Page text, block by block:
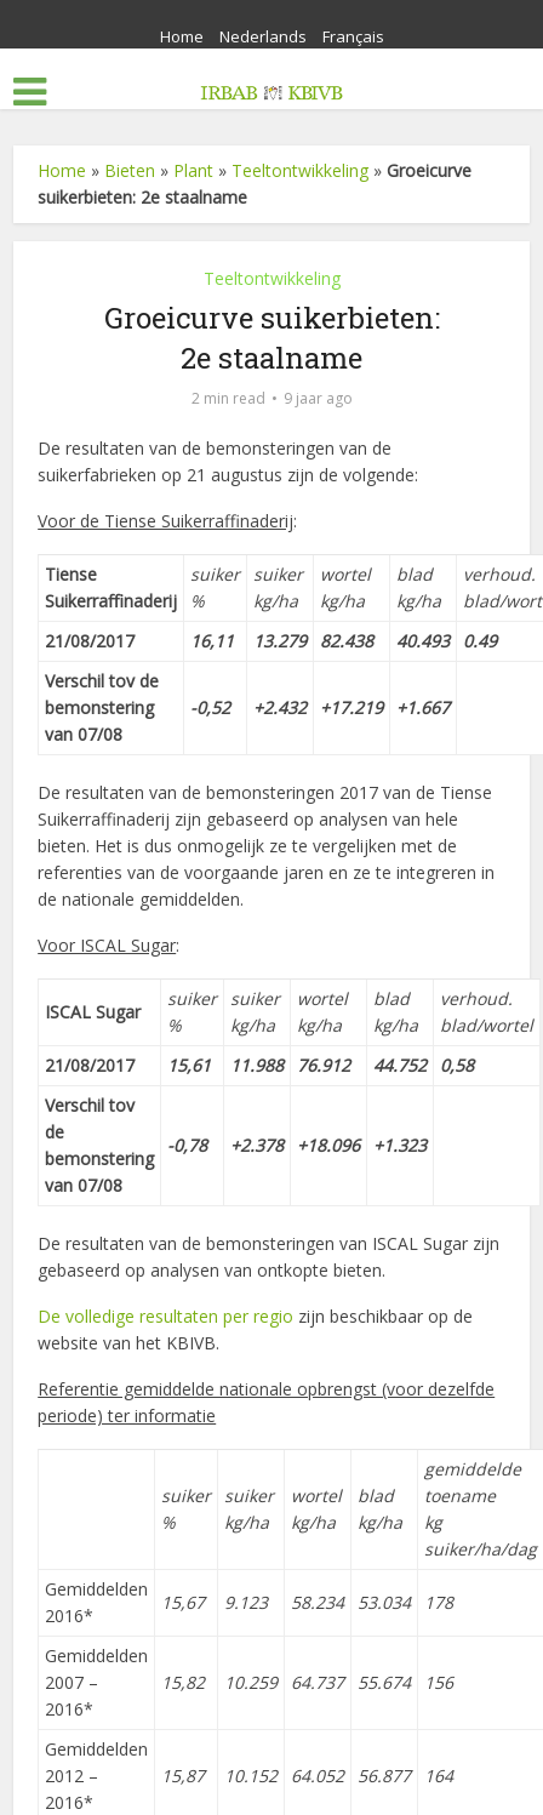
Home Nederlands Français
Home » Bieten » Plant » Teeltontwikkeling »Groeicurve
suikerbieten: 2e staalname
Teeltontwikkeling
Groeicurve suikerbieten:
2e staalname
2 min read 9 jaar ago
De resultaten van de bemonsteringen van de
suikerfabrieken op 21 augustus zijn de volgende:
Voor de Tiense Suikerraffinaderij:
Tiense
Suikerraffinaderij
suiker
%
suiker
kg/ha
wortel
kg/ha
blad
kg/ha
verhoud.
blad/
21/08/2017
16,11 13.279 82.438 40.493
0.49
Verschil tov de
bemonstering
van 07/08
-0,52 +2.432 +17.219 +1.667
De resultaten van de bemonsteringen 2017 van de Tiense
Suikerraffinaderij zijn gebaseerd op analysen van hele
bieten. Het is dus onmogelijk ze te vergelijken met de
referenties van de voorgaande jaren en ze te integreren in
de nationale gemiddelden.
Voor ISCAL Sugar:
ISCAL Sugar
suiker
%
suiker
kg/ha
wortel
kg/ha
blad
kg/ha
verhoud.
blad/wortel
21/08/2017
15,61 11.988 76.912 44.752
0,58
Verschil tov
de
bemonstering
van 07/08
-0,78 +2.378 +18.096 +1.323
De resultaten van de bemonsteringen van ISCAL Sugar zijn
gebaseerd op analysen van ontkopte bieten.
De volledige resultaten per regio zijn beschikbaar op de
website van het KBIVB.
Referentie gemiddelde nationale opbrengst (voor dezelfde
periode) ter informatie
suiker
%
suiker
kg/ha
wortel
kg/ha
blad
kg/ha
gemiddelde
toename
kg
suiker/ha/dag
Gemiddelden
2016*
15,67 9.123 58.234 53.034 178
Gemiddelden
2007 –
2016*
15,82 10.259 64.737 55.674 156
Gemiddelden
2012 –
2016*
15,87 10.152 64.052 56.877 164